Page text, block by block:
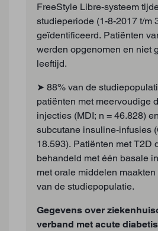
FreeStyle Libre-systeem
studieperiode (1-8-2017 t/m
geïdentificeerd. Patiënten
werden opgenomen en niet
leeftijd.
➤ 88% van de
patiënten met meervoudige
injecties (MDI; n = 46.828)
subcutane insuline-infusies
18.593). Patiënten met T2D
behandeld met één basale
met orale middelen
van de studiepopulatie.
Gegevens over
verband met acute